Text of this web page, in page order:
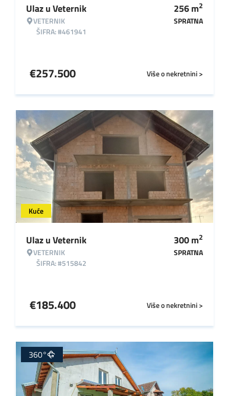
Ulaz u Veternik
VETERNIK
ŠIFRA: #461941
256m2
SPRATNA
Više o nekretnini >
€257.500
Kuće
Ulaz u Veternik
VETERNIK
ŠIFRA: #515842
300m2
SPRATNA
Više o nekretnini >
€185.400
360°